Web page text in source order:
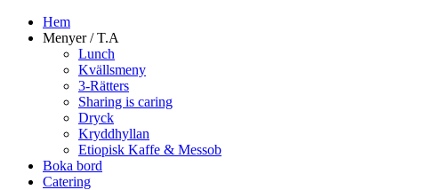
Hem
Menyer / T.A
Lunch
Kvällsmeny
3-Rätters
Sharing is caring
Dryck
Kryddhyllan
Etiopisk Kaffe & Messob
Boka bord
Catering